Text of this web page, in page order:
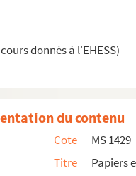
donnés à l'EHESS)
1847
Lorraine le 27 octobre 1908
du contenu
Cote
MS 1429
Titre
Papiers